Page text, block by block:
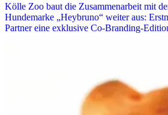
Kölle Zoo baut die Zusammenarbeit mit
Hundemarke „Heybruno“ weiter aus:
Partner eine exklusive Co-Branding-